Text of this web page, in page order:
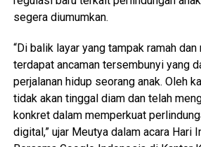
segera diumumkan.
“Di balik layar yang tampak ramah dan
terdapat ancaman tersembunyi yang
perjalanan hidup seorang anak. Oleh
tidak akan tinggal diam dan telah
konkret dalam memperkuat
digital,” ujar Meutya dalam acara Hari